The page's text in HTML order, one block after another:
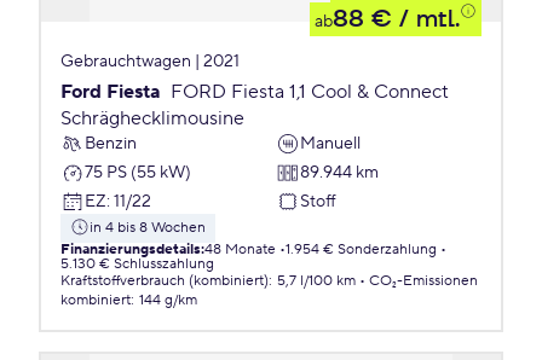
ab88 € / mtl.
Gebrauchtwagen | 2021
Ford Fiesta FORD Fiesta 1,1 Cool & Connect
Schräghecklimousine
Benzin
Manuell
75 PS (55 kW)
89.944 km
EZ: 11/22 Stoff
in 4 bis 8 Wochen
Finanzierungsdetails:48 Monate 1.954 € Sonderzahlung
5.130 € Schlusszahlung
Kraftstoffverbrauch (kombiniert): 5,7 l/100 km
CO₂-Emissionen
kombiniert: 144 g/km